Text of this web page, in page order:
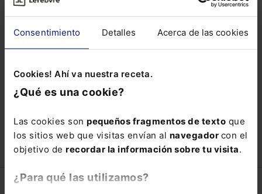
Consentimiento Detalles Acerca de las cookies
Cookies! Ahí va nuestra receta.
¿Qué es una cookie?
Las cookies son pequeños fragmentos de texto que
los sitios web que visitas envían al navegador con el
objetivo de recordar la información sobre tu visita.
¿Para qué las utilizamos?
ENTRAR
Si todavía no te has suscrito, no pierdas
está oportunidad y adquiere tu acceso
con un25% de descuento .
110,00€ 66,00€
COMPRAR